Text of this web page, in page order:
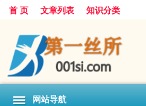
首 页 文章列表 知识分类
网站导航